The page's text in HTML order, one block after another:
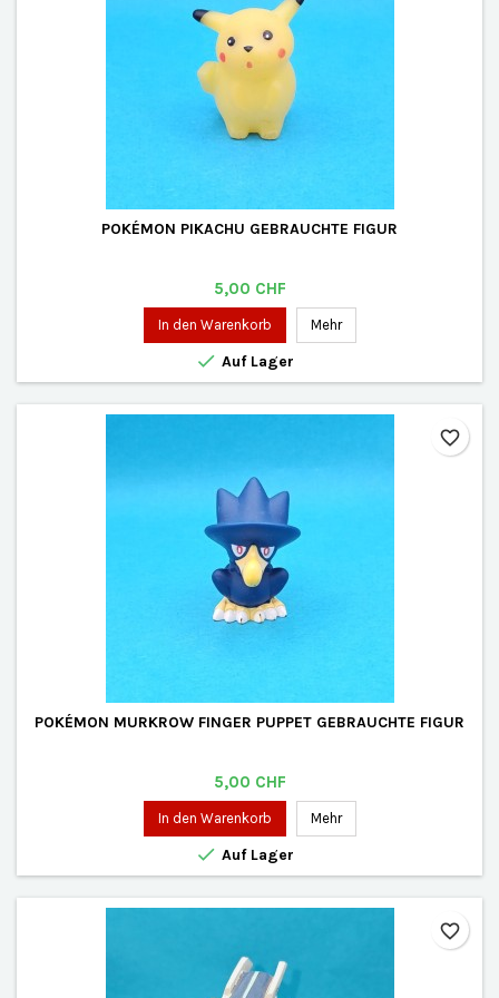
POKÉMON PIKACHU GEBRAUCHTE FIGUR
Preis
5,00 CHF
In den Warenkorb Mehr
 Auf Lager
POKÉMON MURKROW FINGER PUPPET GEBRAUCHTE FIGUR
Preis
5,00 CHF
In den Warenkorb Mehr
 Auf Lager
favorite_border
favorite_border